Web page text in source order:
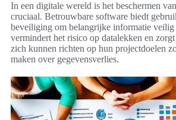
In een digitale wereld is het beschermen
cruciaal. Betrouwbare software biedt
beveiliging om belangrijke informatie
vermindert het risico op datalekken en
zich kunnen richten op hun projectdoelen
maken over gegevensverlies.